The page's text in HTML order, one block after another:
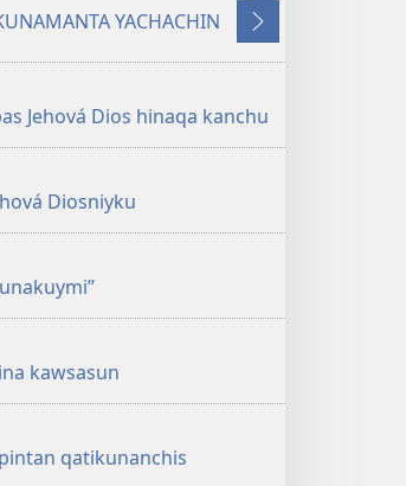
Diosman
YACHACHIN
Qatimuq
Jehová Dios hinaqa kanchu
Diosniyku
kawsasun
qatikunanchis